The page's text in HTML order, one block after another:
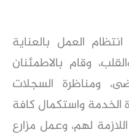
العمل بالعناية
وقام بالاطمئنان
ومناظرة السجلات
الخدمة واستكمال كافة
لهم، وعمل مزارع